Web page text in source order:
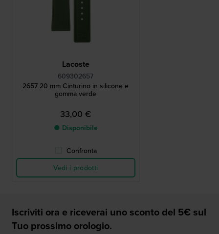
Lacoste
609302657
2657 20 mm Cinturino in silicone e
gomma verde
33,00 €
● Disponibile
Confronta
Vedi i prodotti
Iscriviti ora e riceverai uno sconto del 5€ sul
Tuo prossimo orologio.